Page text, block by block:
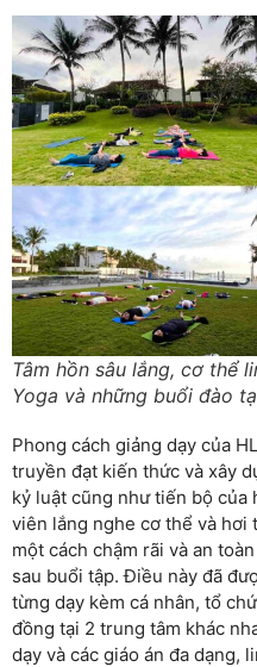
Tâm hồn sâu lắng, cơ thể
Yoga và những buổi đào
Phong cách giảng dạy của
truyền đạt kiến thức và xây
kỷ luật cũng như tiến bộ của
viên lắng nghe cơ thể và hơi
một cách chậm rãi và an
sau buổi tập. Điều này đã
từng dạy kèm cá nhân, tổ
đồng tại 2 trung tâm khác
dạy và các giáo án đa dạng,